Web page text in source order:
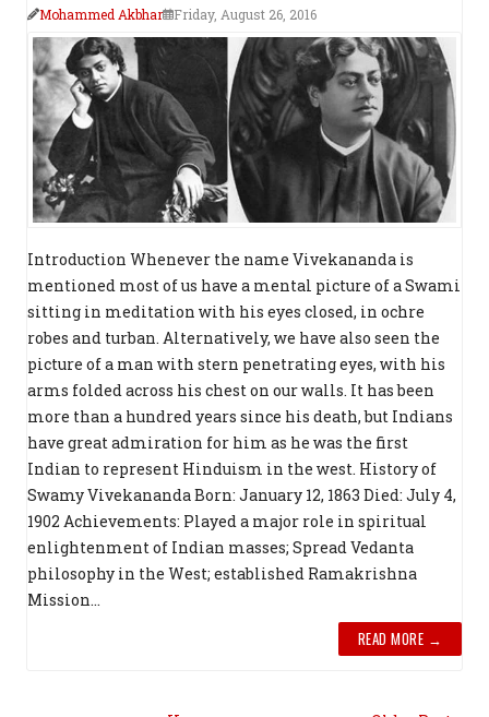
Mohammed Akbhar Friday, August 26, 2016
Introduction Whenever the name Vivekananda is
mentioned most of us have a mental picture of a Swami
sitting in meditation with his eyes closed, in ochre
robes and turban. Alternatively, we have also seen the
picture of a man with stern penetrating eyes, with his
arms folded across his chest on our walls. It has been
more than a hundred years since his death, but Indians
have great admiration for him as he was the first
Indian to represent Hinduism in the west. History of
Swamy Vivekananda Born: January 12, 1863 Died: July 4,
1902 Achievements: Played a major role in spiritual
enlightenment of Indian masses; Spread Vedanta
philosophy in the West; established Ramakrishna
Mission...
READ MORE →